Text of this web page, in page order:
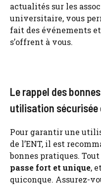
actualités sur les
universitaire, vous
fait des événements
s’offrent à vous.
Le rappel des
utilisation sécurisée
Pour garantir une
de l’ENT, il est
bonnes pratiques.
passe fort et unique,
quiconque. Assurez-